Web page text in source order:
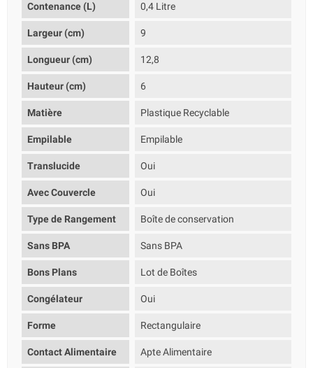
Contenance (L) 0,4 Litre
Largeur (cm) 9
Longueur (cm) 12,8
Hauteur (cm) 6
Matière Plastique Recyclable
Empilable Empilable
Translucide Oui
Avec Couvercle Oui
Type de Rangement Boîte de conservation
Sans BPA Sans BPA
Bons Plans Lot de Boîtes
Congélateur Oui
Forme Rectangulaire
Contact Alimentaire Apte Alimentaire